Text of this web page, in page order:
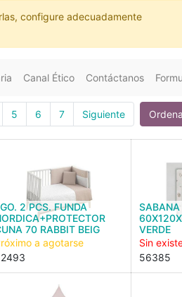
configure adecuadamente
Canal Ético Contáctanos
5 6 7 Siguiente
2 PCS. FUNDA
70 RABBIT BEIG
a agotarse
VERDE
Sin
56385